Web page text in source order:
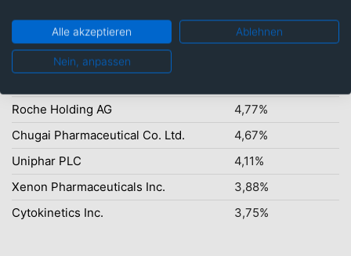
Teva Pharmaceutical Inds Ltd.
6,27%
Enliven Therapeutics Inc.
Roche Holding AG
4,77%
Chugai Pharmaceutical Co. Ltd.
4,67%
Uniphar PLC
4,11%
Xenon Pharmaceuticals Inc.
3,88%
Cytokinetics Inc.
3,75%
Alle akzeptieren Ablehnen
Nein, anpassen